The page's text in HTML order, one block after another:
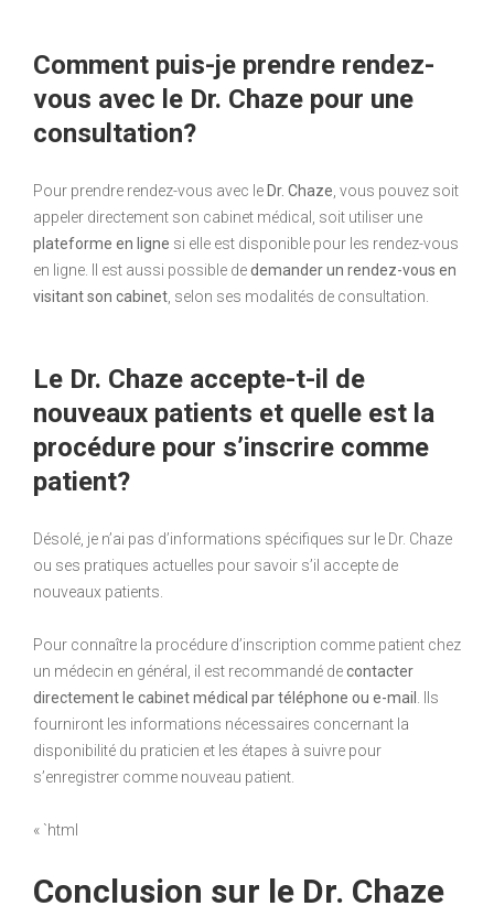
Comment puis-je prendre rendez-
vous avec le Dr. Chaze pour une
consultation?
Pour prendre rendez-vous avec leDr. Chaze , vous pouvez soit
appeler directement son cabinet médical, soit utiliser une
plateforme en ligne si elle est disponible pour les rendez-vous
en ligne. Il est aussi possible dedemander un rendez-vous en
visitant son cabinet , selon ses modalités de consultation.
Le Dr. Chaze accepte-t-il de
nouveaux patients et quelle est la
procédure pour s’inscrire comme
patient?
Désolé, je n’ai pas d’informations spécifiques sur le Dr. Chaze
ou ses pratiques actuelles pour savoir s’il accepte de
nouveaux patients.
Pour connaître la procédure d’inscription comme patient chez
un médecin en général, il est recommandé decontacter
directement le cabinet médical par téléphone ou e-mail . Ils
fourniront les informations nécessaires concernant la
disponibilité du praticien et les étapes à suivre pour
s’enregistrer comme nouveau patient.
« `html
Conclusion sur le Dr. Chaze